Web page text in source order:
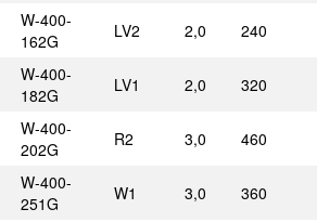
W-400-
162G
LV2 2,0 240
W-400-
182G
LV1 2,0 320
W-400-
202G
R2 3,0 460
W-400-
251G
W1 3,0 360